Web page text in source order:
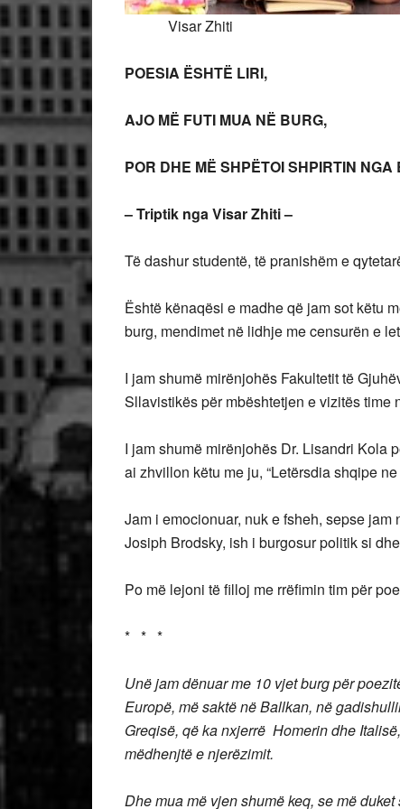
Visar Zhiti
POESIA ËSHTË LIRI,
AJO MË FUTI MUA NË BURG,
POR DHE MË SHPËTOI SHPIRTIN
– Triptik nga Visar Zhiti –
Të dashur studentë, të pranishëm e
Është kënaqësi e madhe që jam sot këtu
burg, mendimet në lidhje me censurën e
I jam shumë mirënjohës Fakultetit të
Sllavistikës për mbështetjen e vizitës time
I jam shumë mirënjohës Dr. Lisandri Kola
ai zhvillon këtu me ju, “Letërsdia shqipe ne
Jam i emocionuar, nuk e fsheh, sepse
Josiph Brodsky, ish i burgosur politik si
Po më lejoni të filloj me rrëfimin tim për
* * *
Unë jam dënuar me 10 vjet burg për
Europë, më saktë në Ballkan, në
Greqisë, që ka nxjerrë Homerin dhe
mëdhenjtë e njerëzimit.
Dhe mua më vjen shumë keq, se më